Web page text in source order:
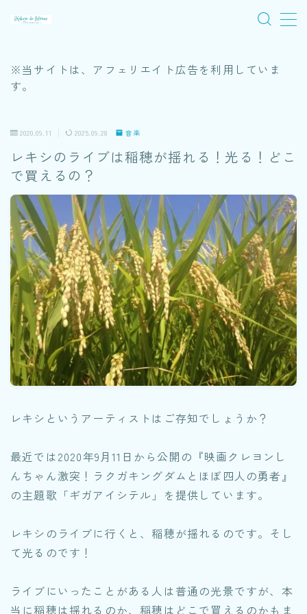
音楽
ワイルドバンチ
木陰ノート
アーカイブノート
プロフィール
※当サイトは、アフェリエイト広告を利用していま
す。
2020.09.11 2025.09.28 音楽
レキシのライブは稲穂が揺れる！光る！どこ
で買えるの？
レキシというアーティストはご存知でしょうか？
最近では2020年9月11日から公開の『映画クレヨンし
んちゃん激突！ラクガキングダムとほぼ四人の勇者』
の主題歌「ギガアイシテル」を提供しています。
レキシのライブに行くと、稲穂が揺れるのです。そし
て光るのです！
ライブにいったことがある人は普通の光景ですが、本
当に稲穂は揺れるのか、稲穂はどこで買えるのかもま